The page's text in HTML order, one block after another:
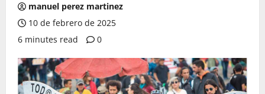
manuel perez martinez
10 de febrero de 2025
6 minutes read
0